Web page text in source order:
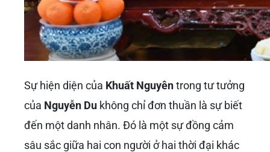
Sự hiện diện của Khuất Nguyêntrong tư tưởng
của Nguyễn Du không chỉ đơn thuần là sự biết
đến một danh nhân. Đó là một sự đồng cảm
sâu sắc giữa hai con người ở hai thời đại khác